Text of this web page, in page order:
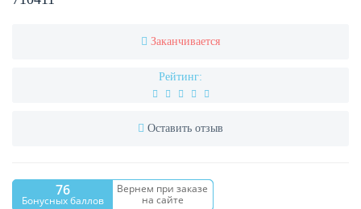
Заканчивается
Рейтинг:
Оставить отзыв
76
Бонусных баллов
Вернем при заказе
на сайте